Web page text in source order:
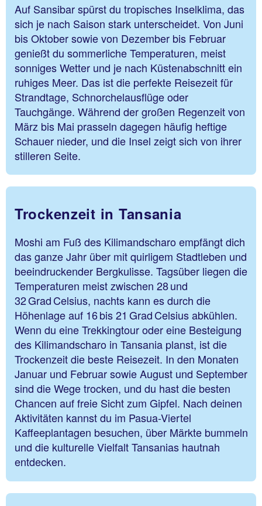
Auf Sansibar spürst du tropisches Inselklima, das
sich je nach Saison stark unterscheidet. Von Juni
bis Oktober sowie von Dezember bis Februar
genießt du sommerliche Temperaturen, meist
sonniges Wetter und je nach Küstenabschnitt ein
ruhiges Meer. Das ist die perfekte Reisezeit für
Strandtage, Schnorchelausflüge oder
Tauchgänge. Während der großen Regenzeit von
März bis Mai prasseln dagegen häufig heftige
Schauer nieder, und die Insel zeigt sich von ihrer
stilleren Seite.
Trockenzeit in Tansania
Moshi am Fuß des Kilimandscharo empfängt dich
das ganze Jahr über mit quirligem Stadtleben und
beeindruckender Bergkulisse. Tagsüber liegen die
Temperaturen meist zwischen 28 und
32 Grad Celsius, nachts kann es durch die
Höhenlage auf 16 bis 21 Grad Celsius abkühlen.
Wenn du eine Trekkingtour oder eine Besteigung
des Kilimandscharo in Tansania planst, ist die
Trockenzeit die beste Reisezeit. In den Monaten
Januar und Februar sowie August und September
sind die Wege trocken, und du hast die besten
Chancen auf freie Sicht zum Gipfel. Nach deinen
Aktivitäten kannst du im Pasua-Viertel
Kaffeeplantagen besuchen, über Märkte bummeln
und die kulturelle Vielfalt Tansanias hautnah
entdecken.